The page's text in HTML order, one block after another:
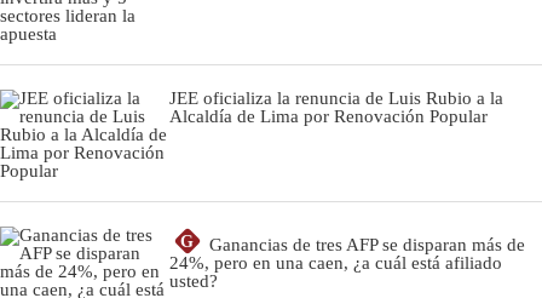
JEE oficializa la renuncia de Luis Rubio a la
Alcaldía de Lima por Renovación Popular
G
Ganancias de tres AFP se disparan más de
24%, pero en una caen, ¿a cuál está afiliado
usted?